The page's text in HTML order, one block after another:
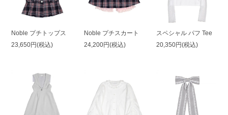
Noble プチトップス
23,650円(税込)
Noble プチスカート
24,200円(税込)
スペシャル パフ Tee
20,350円(税込)